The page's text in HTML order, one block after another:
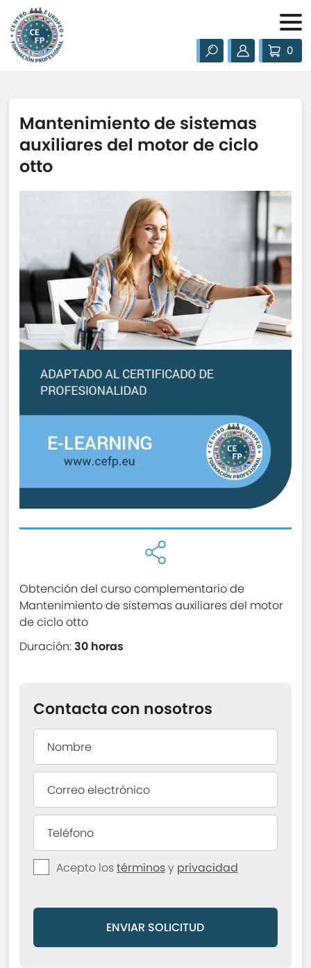
0
Mantenimiento de sistemas
auxiliares del motor de ciclo
otto
Obtención del curso complementario de
Mantenimiento de sistemas auxiliares del motor
de ciclo otto
Duración:30 horas
Contacta con nosotros
Acepto lostérminosy privacidad
ENVIAR SOLICITUD